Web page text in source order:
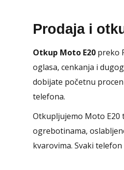
Prodaja i
Otkup Moto E20 preko
oglasa, cenkanja i
dobijate početnu
telefona.
Otkupljujemo Moto E20
ogrebotinama,
kvarovima. Svaki